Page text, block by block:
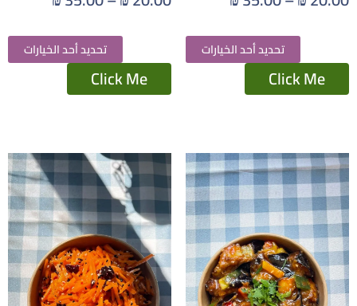
تحديد أحد الخيارات
Click Me
تحديد أحد الخيارات
Click Me